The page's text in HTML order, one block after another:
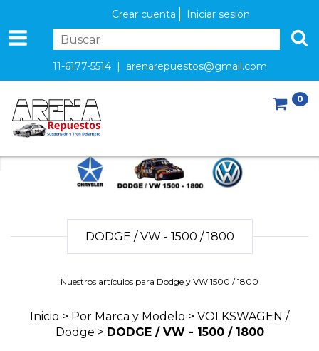
Crear cuenta Iniciar sesión
11-6177-5514 | arenarepuestos@gmail.com
0
DODGE / VW - 1500 / 1800
Nuestros artículos para Dodge y VW 1500 / 1800
Inicio > Por Marca y Modelo > VOLKSWAGEN /
Dodge > DODGE / VW - 1500 / 1800